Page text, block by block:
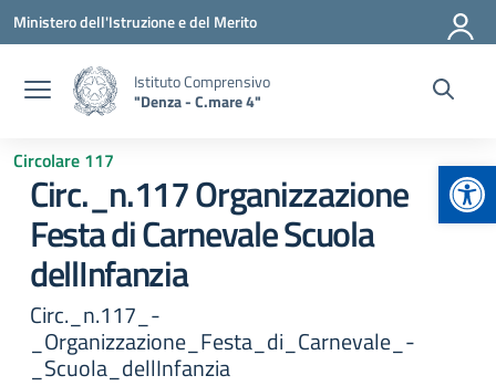
Vai ai contenuti
Vai al menu di navigazione
Vai al footer
Ministero dell'Istruzione e del Merito
Istituto Comprensivo
"Denza - C.mare 4"
Circolare 117
Circ._n.117 Organizzazione
Festa di Carnevale Scuola
dellInfanzia
Circ._n.117_-
_Organizzazione_Festa_di_Carnevale_-
_Scuola_dellInfanzia